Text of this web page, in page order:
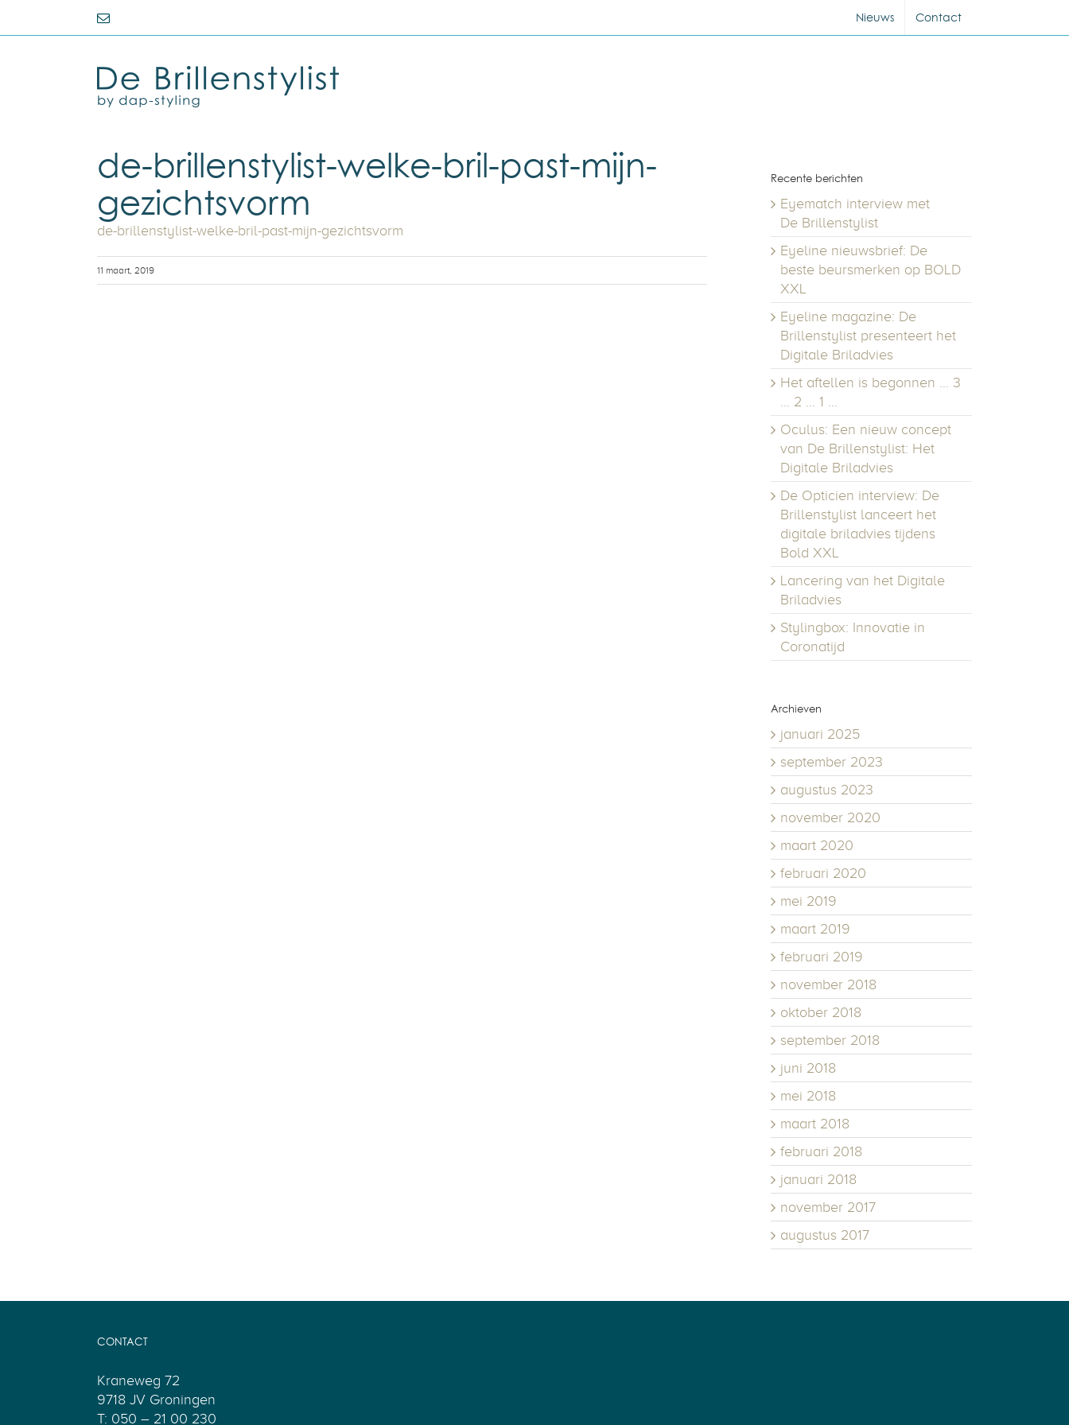
E-
Nieuws Contact
de-brillenstylist-welke-bril-past-mijn-
gezichtsvorm
de-brillenstylist-welke-bril-past-mijn-gezichtsvorm
11 maart, 2019
Recente berichten
Eyematch interview met
De Brillenstylist
Eyeline nieuwsbrief: De
beste beursmerken op BOLD
XXL
Eyeline magazine: De
Brillenstylist presenteert het
Digitale Briladvies
Het aftellen is begonnen … 3
… 2 … 1 …
Oculus: Een nieuw concept
van De Brillenstylist: Het
Digitale Briladvies
De Opticien interview: De
Brillenstylist lanceert het
digitale briladvies tijdens
Bold XXL
Lancering van het Digitale
Briladvies
Stylingbox: Innovatie in
Coronatijd
Archieven
januari 2025
september 2023
augustus 2023
november 2020
maart 2020
februari 2020
mei 2019
maart 2019
februari 2019
november 2018
oktober 2018
september 2018
juni 2018
mei 2018
maart 2018
februari 2018
januari 2018
november 2017
augustus 2017
CONTACT
Kraneweg 72
9718 JV Groningen
T: 050 – 21 00 230